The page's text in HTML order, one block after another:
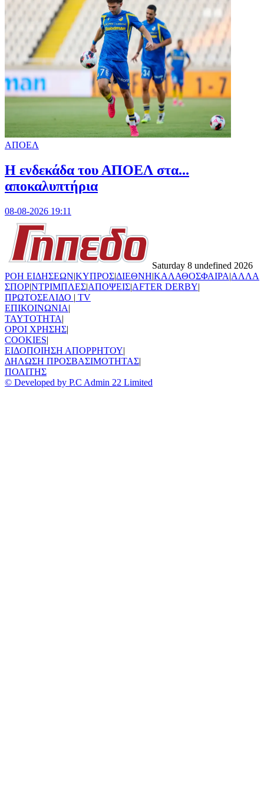
ΑΠΟΕΛ
Η ενδεκάδα του ΑΠΟΕΛ στα...
αποκαλυπτήρια
08-08-2026 19:11
Saturday 8 undefined 2026
ΡΟΗ ΕΙΔΗΣΕΩΝ|ΚΥΠΡΟΣ|ΔΙΕΘΝΗ|ΚΑΛΑΘΟΣΦΑΙΡΑ|ΑΛΛΑ
ΣΠΟΡ|ΝΤΡΙΜΠΛΕΣ|ΑΠΟΨΕΙΣ|AFTER DERBY|
ΠΡΩΤΟΣΕΛΙΔΟ | TV
ΕΠΙΚΟΙΝΩΝΙΑ|
TAYTOTHTA|
ΟΡΟΙ ΧΡΗΣΗΣ|
COOKIES|
ΕΙΔΟΠΟΙΗΣΗ ΑΠΟΡΡΗΤΟΥ|
ΔΗΛΩΣΗ ΠΡΟΣΒΑΣΙΜΟΤΗΤΑΣ|
ΠΟΛΙΤΗΣ
© Developed by P.C Admin 22 Limited